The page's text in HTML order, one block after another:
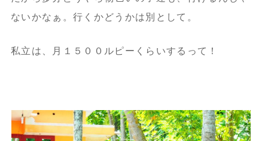
ないかなぁ。 行くかどうかは別として。
私立は、月１５００ルピーくらいするって！